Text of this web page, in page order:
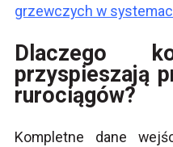
grzewczych w
Dlaczego
przyspieszają
rurociągów?
Kompletne dane